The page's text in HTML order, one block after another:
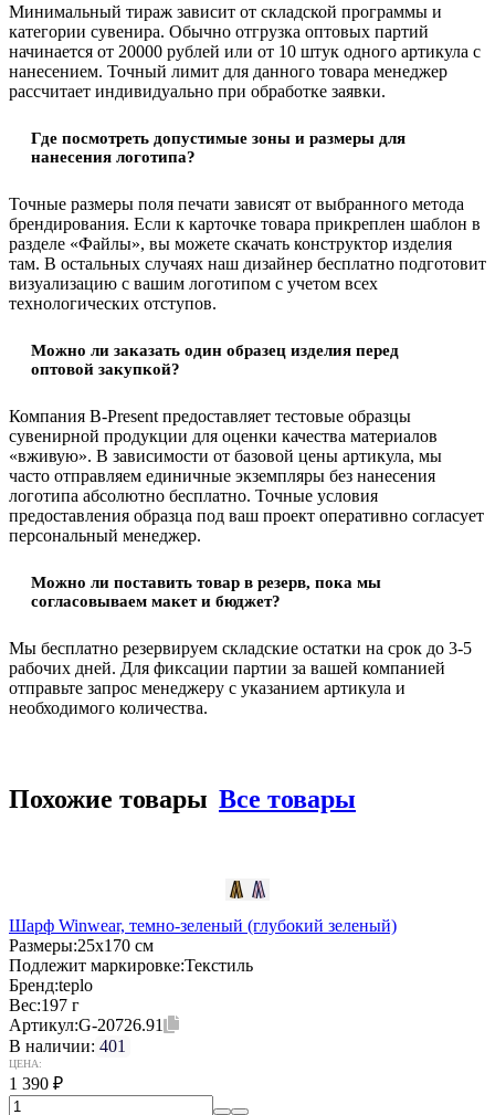
Минимальный тираж зависит от складской программы и
категории сувенира. Обычно отгрузка оптовых партий
начинается от 20000 рублей или от 10 штук одного артикула с
нанесением. Точный лимит для данного товара менеджер
рассчитает индивидуально при обработке заявки.
Где посмотреть допустимые зоны и размеры для
нанесения логотипа?
Точные размеры поля печати зависят от выбранного метода
брендирования. Если к карточке товара прикреплен шаблон в
разделе «Файлы», вы можете скачать конструктор изделия
там. В остальных случаях наш дизайнер бесплатно подготовит
визуализацию с вашим логотипом с учетом всех
технологических отступов.
Можно ли заказать один образец изделия перед
оптовой закупкой?
Компания B-Present предоставляет тестовые образцы
сувенирной продукции для оценки качества материалов
«вживую». В зависимости от базовой цены артикула, мы
часто отправляем единичные экземпляры без нанесения
логотипа абсолютно бесплатно. Точные условия
предоставления образца под ваш проект оперативно согласует
персональный менеджер.
Можно ли поставить товар в резерв, пока мы
согласовываем макет и бюджет?
Мы бесплатно резервируем складские остатки на срок до 3-5
рабочих дней. Для фиксации партии за вашей компанией
отправьте запрос менеджеру с указанием артикула и
необходимого количества.
Похожие товары Все товары
Шарф Winwear, темно-зеленый (глубокий зеленый)
Размеры:25х170 см
Подлежит маркировке:Текстиль
Бренд:teplo
Вес:197 г
Артикул:G-20726.91
В наличии: 401
ЦЕНА:
1 390 ₽